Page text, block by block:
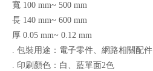
寬 100 mm~ 500 mm
長 140 mm~ 600 mm
厚 0.05 mm~ 0.12 mm
. 包裝用途：電子零件、網路相關配件
. 印刷顏色：白、藍單面2色